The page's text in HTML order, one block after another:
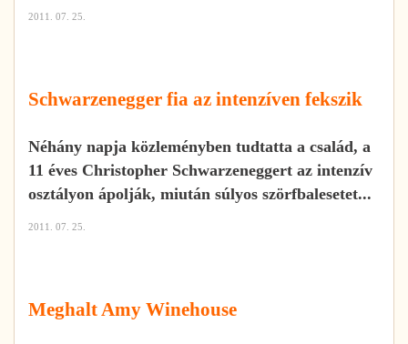
2011. 07. 25.
Schwarzenegger fia az intenzíven fekszik
Néhány napja közleményben tudtatta a család, a
11 éves Christopher Schwarzeneggert az intenzív
osztályon ápolják, miután súlyos szörfbalesetet...
2011. 07. 25.
Meghalt Amy Winehouse